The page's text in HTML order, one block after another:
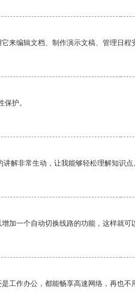
来编辑文档、制作演示文稿、管理日程
护。
解非常生动，让我能够轻松理解知识点
加一个自动切换线路的功能，这样就可
工作办公，都能畅享高速网络，再也